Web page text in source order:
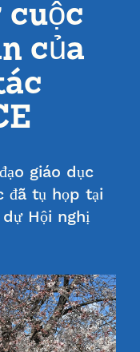
cuộc
của
giáo dục
đã tụ họp tại
Hội nghị